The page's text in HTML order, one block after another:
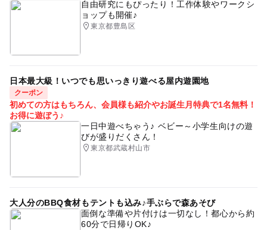
自由研究にもぴったり！工作体験やワークシ
ョップも開催♪
東京都豊島区
日本最大級！いつでも思いっきり遊べる屋内遊園地
クーポン
初めての方はもちろん、会員様も紹介やお誕生月特典で1名無料！
お得に遊ぼう♪
一日中遊べちゃう♪ ベビー～小学生向けの遊
びが盛りだくさん！
東京都武蔵村山市
大人分のBBQ食材もテントも込み♪手ぶらで森あそび
面倒な準備や片付けは一切なし！都心から約
60分で日帰りOK♪